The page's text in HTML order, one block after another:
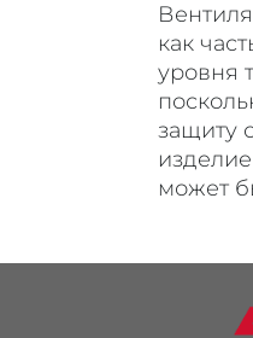
как
уровня
защиту
может